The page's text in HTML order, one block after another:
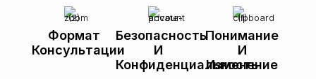
Формат
Консультации
Безопасность
И
Конфиденциальность
Понимание
И
Изменение